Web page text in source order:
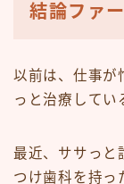
結論ファ
以前は、仕事が
っと治療してい
最近、ササっと
つけ歯科を持っ